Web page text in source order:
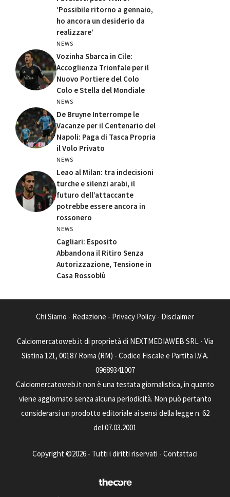
‘Possibile ritorno a gennaio,
ho ancora un desiderio da
realizzare’
NEWS
Vozinha Sbarca in Cile:
Accoglienza Trionfale per il
Nuovo Portiere del Colo
Colo e Stella del Mondiale
NEWS
De Bruyne Interrompe le
Vacanze per il Centenario del
Napoli: Paga di Tasca Propria
il Volo Privato
NEWS
Leao al Milan: tra indecisioni
turche e silenzi arabi, il
futuro dell’attaccante
potrebbe essere ancora in
rossonero
NEWS
Cagliari: Esposito
Abbandona il Ritiro Senza
Autorizzazione, Tensione in
Casa Rossoblù
Chi Siamo - Redazione - Privacy Policy - Disclaimer
Calciomercatoweb.it di proprietà di NEXTMEDIAWEB SRL - Via
Sistina 121, 00187 Roma (RM) - Codice Fiscale e Partita I.V.A.
09689341007
Calciomercatoweb.it non è una testata giornalistica, in quanto
viene aggiornato senza alcuna periodicità. Non può pertanto
considerarsi un prodotto editoriale ai sensi della legge n. 62
del 07.03.2001
Copyright ©2026 - Tutti i diritti riservati - Contattaci